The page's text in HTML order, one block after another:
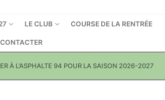
LE CLUB COURSE DE LA RENTRÉE
À L’ASPHALTE 94 POUR LA SAISON 2026-2027